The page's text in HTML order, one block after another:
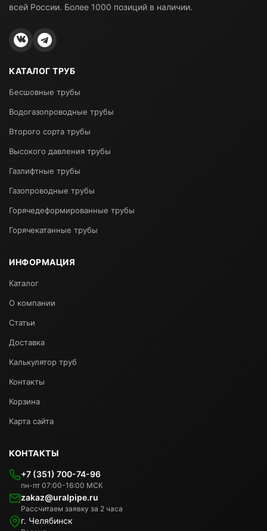
всей России. Более 1000 позиций в наличии.
КАТАЛОГ ТРУБ
Бесшовные трубы
Водогазопроводные трубы
Второго сорта трубы
Высокого давления трубы
Газлифтные трубы
Газопроводные трубы
Горячедеформированные трубы
Горячекатанные трубы
ИНФОРМАЦИЯ
Каталог
О компании
Статьи
Доставка
Калькулятор труб
Контакты
Корзина
Карта сайта
КОНТАКТЫ
+7 (351) 700-74-96
пн-пт 07:00-16:00 МСК
zakaz@uralpipe.ru
Рассчитаем заявку за 2 часа
г. Челябинск